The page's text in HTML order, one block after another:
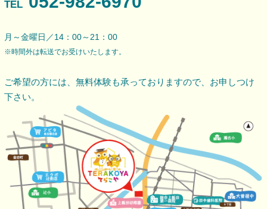
TEL
月～金曜日／14：00～21：00
※時間外は転送でお受けいたします。
ご希望の方には、無料体験も承っておりますので、 お申しつけ
下さい。